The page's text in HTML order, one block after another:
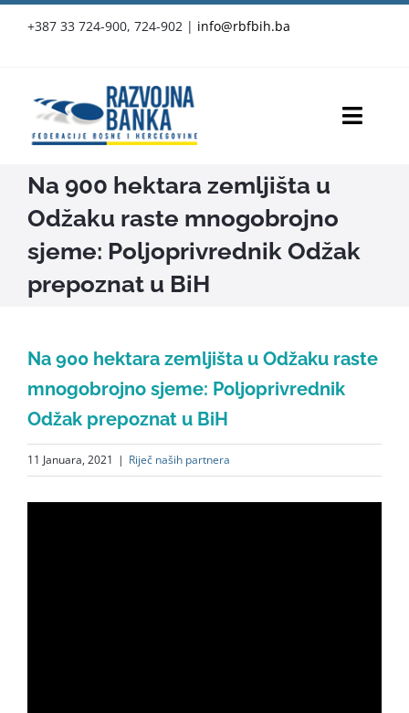
+387 33 724-900, 724-902 | info@rbfbih.ba
RBFBIH
Proizvodi i usluge
Press-clipping
Na 900 hektara zemljišta u
Odžaku raste mnogobrojno
sjeme: Poljoprivrednik Odžak
prepoznat u BiH
Na 900 hektara zemljišta u Odžaku raste
mnogobrojno sjeme: Poljoprivrednik
Odžak prepoznat u BiH
11 Januara, 2021 | Riječ naših partnera